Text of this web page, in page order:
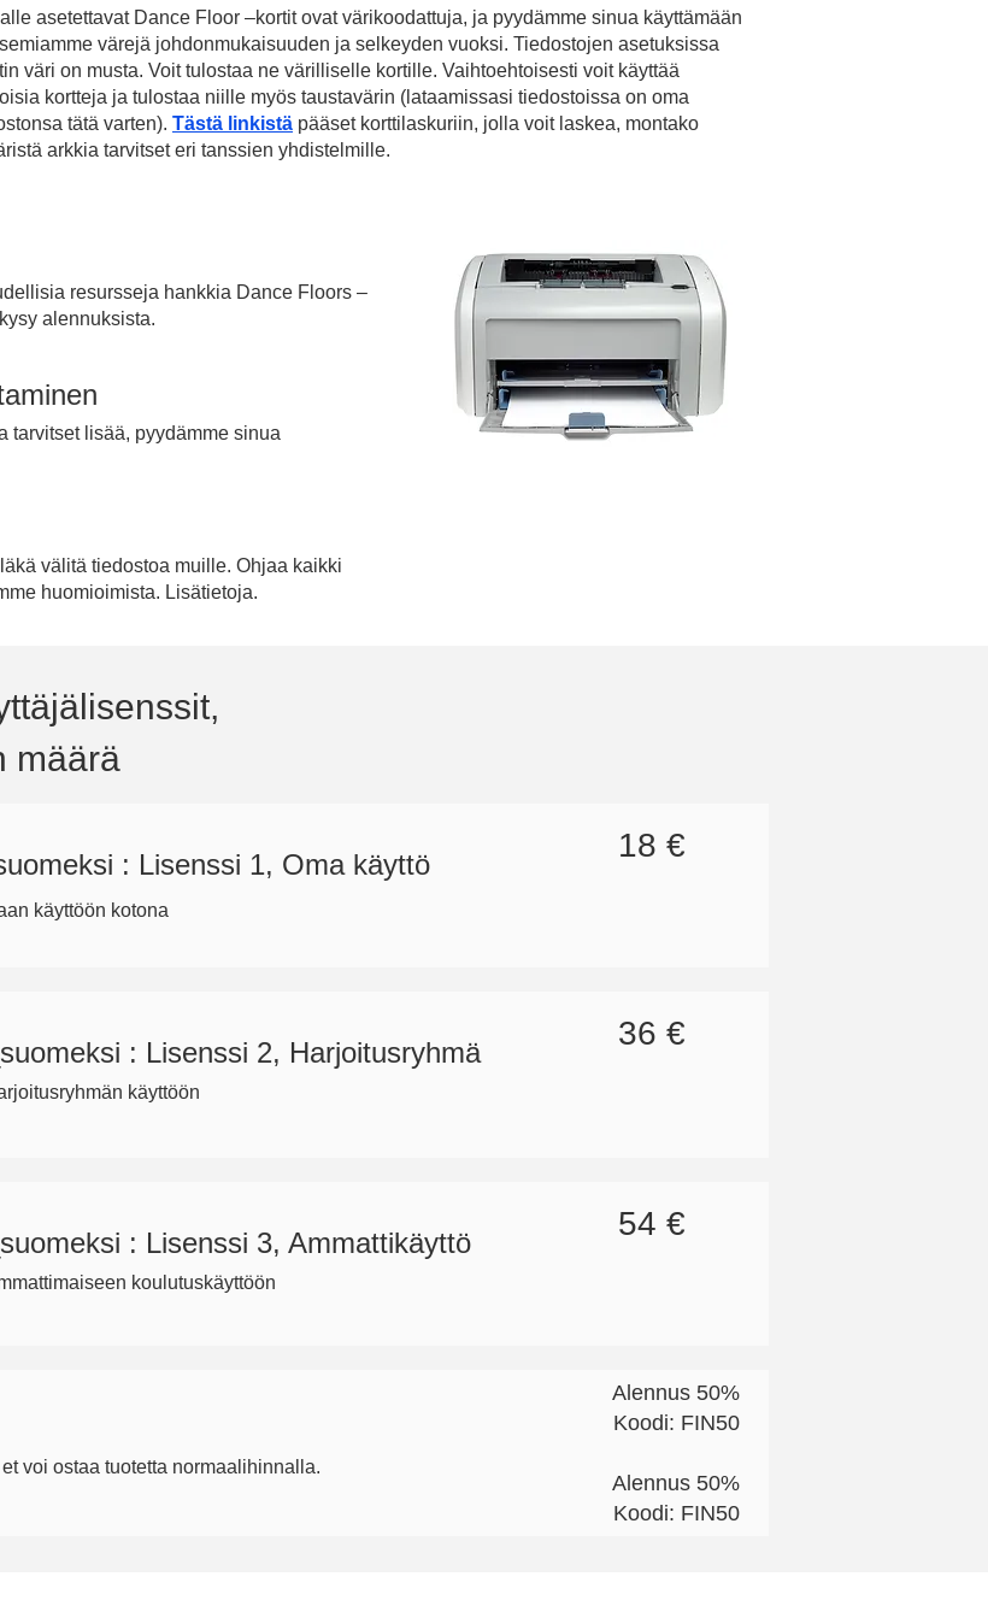
asetettavat Dance Floor –kortit ovat värikoodattuja, ja pyydämme sinua käyttämään
värejä johdonmukaisuuden ja selkeyden vuoksi. Tiedostojen asetuksissa
väri on musta. Voit tulostaa ne värilliselle kortille. Vaihtoehtoisesti voit käyttää
kortteja ja tulostaa niille myös taustavärin (lataamissasi tiedostoissa on oma
tätä varten). Tästä linkistä pääset korttilaskuriin, jolla voit laskea, montako
arkkia tarvitset eri tanssien yhdistelmille.
resursseja hankkia Dance Floors –
alennuksista.
tarvitset lisää, pyydämme sinua
välitä tiedostoa muille. Ohjaa kaikki
huomioimista. Lisätietoja.
määrä
: Lisenssi 1, Oma käyttö
käyttöön kotona
18 €
: Lisenssi 2, Harjoitusryhmä
käyttöön
36 €
: Lisenssi 3, Ammattikäyttö
koulutuskäyttöön
54 €
voi ostaa tuotetta normaalihinnalla.
Alennus 50%
Koodi: FIN50
Alennus 50%
Koodi: FIN50